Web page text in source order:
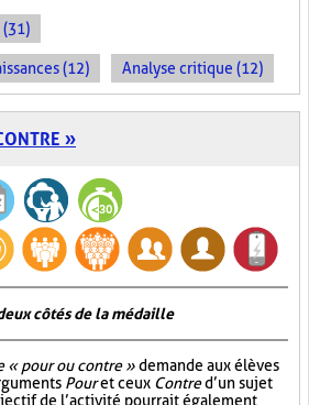
(12) Analyse critique (12)
»
côtés de la médaille
« pour ou contre »demande aux élèves
Pouret ceux Contred’un sujet
de l’activité pourrait également